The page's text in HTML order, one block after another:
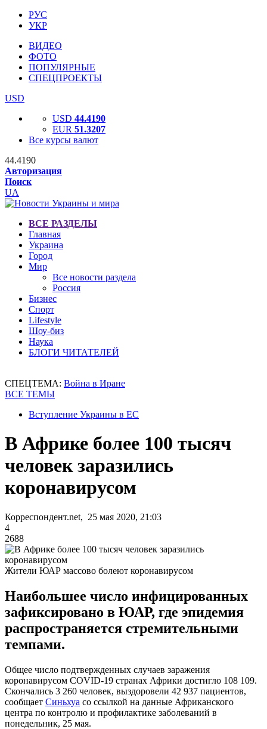
РУС
УКР
ВИДЕО
ФОТО
ПОПУЛЯРНЫЕ
СПЕЦПРОЕКТЫ
USD
USD 44.4190
EUR 51.3207
Все курсы валют
44.4190
Авторизация
Поиск
UA
ВСЕ РАЗДЕЛЫ
Главная
Украина
Город
Мир
Все новости раздела
Россия
Бизнес
Спорт
Lifestyle
Шоу-биз
Наука
БЛОГИ ЧИТАТЕЛЕЙ
СПЕЦТЕМА: Война в Иране
ВСЕ ТЕМЫ
Вступление Украины в ЕС
В Африке более 100 тысяч
человек заразились
коронавирусом
Корреспондент.net, 25 мая 2020, 21:03
4
2688
Жители ЮАР массово болеют коронавирусом
Наибольшее число инфицированных
зафиксировано в ЮАР, где эпидемия
распространяется стремительными
темпами.
Общее число подтвержденных случаев заражения
коронавирусом COVID-19 странах Африки достигло 108 109.
Скончались 3 260 человек, выздоровели 42 937 пациентов,
сообщает Синьхуа со ссылкой на данные Африканского
центра по контролю и профилактике заболеваний в
понедельник, 25 мая.